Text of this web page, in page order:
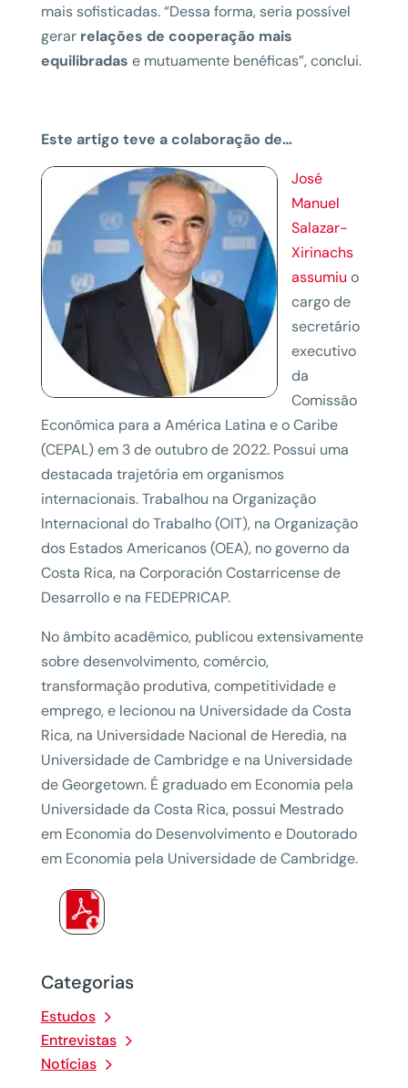
Categorias
Estudos
Entrevistas
Notícias
mais sofisticadas. “Dessa forma, seria possível
gerar relações de cooperação mais
equilibradas e mutuamente benéficas”, conclui.
Este artigo teve a colaboração de…
José
Manuel
Salazar-
Xirinachs
assumiu o
cargo de
secretário
executivo
da
Comissão
Econômica para a América Latina e o Caribe
(CEPAL) em 3 de outubro de 2022. Possui uma
destacada trajetória em organismos
internacionais. Trabalhou na Organização
Internacional do Trabalho (OIT), na Organização
dos Estados Americanos (OEA), no governo da
Costa Rica, na Corporación Costarricense de
Desarrollo e na FEDEPRICAP.
No âmbito acadêmico, publicou extensivamente
sobre desenvolvimento, comércio,
transformação produtiva, competitividade e
emprego, e lecionou na Universidade da Costa
Rica, na Universidade Nacional de Heredia, na
Universidade de Cambridge e na Universidade
de Georgetown. É graduado em Economia pela
Universidade da Costa Rica, possui Mestrado
em Economia do Desenvolvimento e Doutorado
em Economia pela Universidade de Cambridge.